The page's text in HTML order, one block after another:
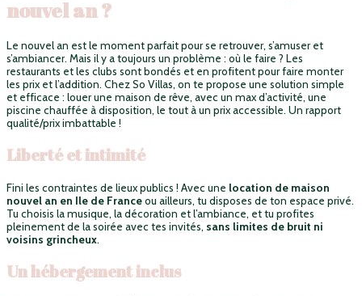
nouvel an ?
Le nouvel an est le moment parfait pour se retrouver, s’amuser et
s’ambiancer. Mais il y a toujours un problème : où le faire ? Les
restaurants et les clubs sont bondés et en profitent pour faire monter
les prix et l’addition. Chez So Villas, on te propose une solution simple
et efficace : louer une maison de rêve, avec un max d’activité, une
piscine chauffée à disposition, le tout à un prix accessible. Un rapport
qualité/prix imbattable !
Liberté et intimité
Fini les contraintes de lieux publics ! Avec une location de maison
nouvel an en Ile de Franceou ailleurs, tu disposes de ton espace privé.
Tu choisis la musique, la décoration et l’ambiance, et tu profites
pleinement de la soirée avec tes invités, sans limites de bruit ni
voisins grincheux.
Un hébergement inclus